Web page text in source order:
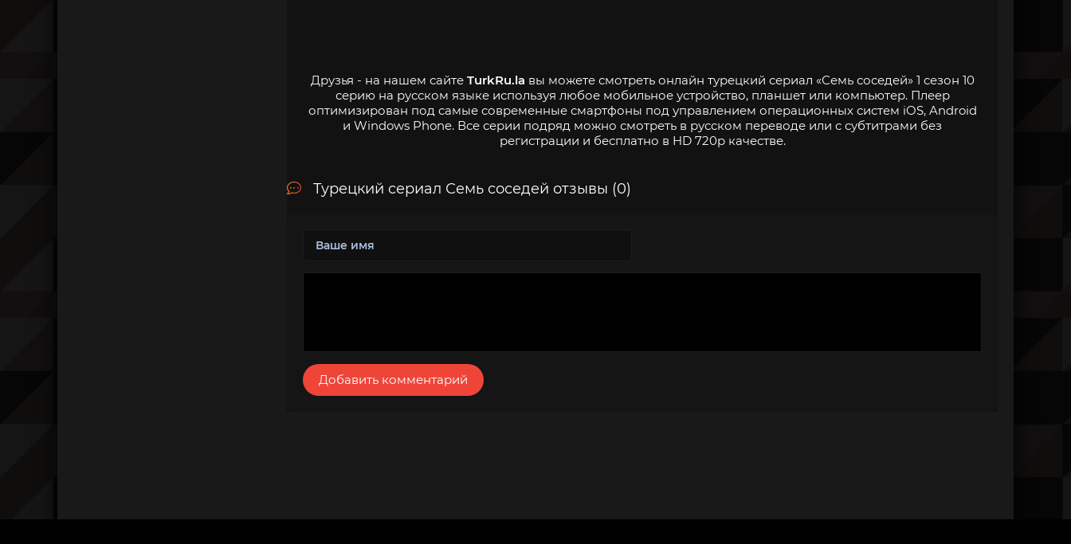
Друзья - на нашем сайте TurkRu.la вы можете смотреть онлайн турецкий сериал «Семь соседей» 1 сезон 10
серию на русском языке используя любое мобильное устройство, планшет или компьютер. Плеер
оптимизирован под самые современные смартфоны под управлением операционных систем iOS, Android
и Windows Phone. Все серии подряд можно смотреть в русском переводе или с субтитрами без
регистрации и бесплатно в HD 720p качестве.
Турецкий сериал Семь соседей отзывы (0)
Добавить комментарий